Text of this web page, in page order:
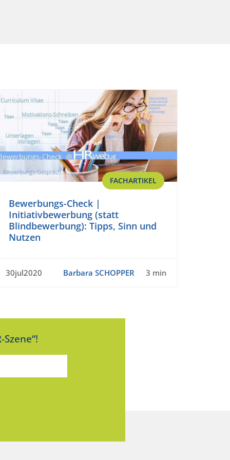
FACHARTIKEL
Bewerbungs-Check |
Initiativbewerbung (statt
Blindbewerbung): Tipps, Sinn und
Nutzen
30jul2020 Barbara SCHOPPER 3 min